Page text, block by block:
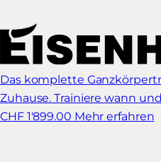
Das komplette
Zuhause. Trainiere wann
CHF 1'899.00 Mehr erfahren